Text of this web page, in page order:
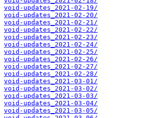
void-updates_2021-02-19/
void-updates_2021-02-20/
void-updates_2021-02-21/
void-updates_2021-02-22/
void-updates_2021-02-23/
void-updates_2021-02-24/
void-updates_2021-02-25/
void-updates_2021-02-26/
void-updates_2021-02-27/
void-updates_2021-02-28/
void-updates_2021-03-01/
void-updates_2021-03-02/
void-updates_2021-03-03/
void-updates_2021-03-04/
void-updates_2021-03-05/